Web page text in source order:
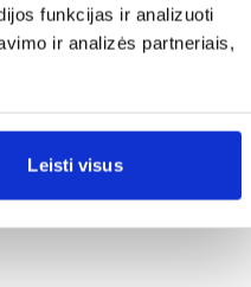
funkcijas ir analizuoti
ir analizės partneriais,
Leisti visus